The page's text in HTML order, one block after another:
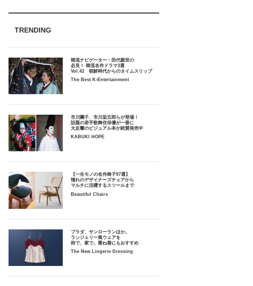
TRENDING
韓流ナビゲーター・田代親世の
必見！ 韓流名作ドラマ3選
Vol.42 朝鮮時代からのタイムスリップ
The Best K-Entertainment
市川團子、市川染五郎らが登場！
話題の若手歌舞伎俳優が一冊に
大反響のビジュアル本が絶賛発売中
KABUKI HOPE
【一生モノの名作椅子97選】
憧れのデザイナーズチェアから
マルチに活躍するスツールまで
Beautiful Chairs
プラダ、サンローランほか。
ランジェリー風ウェアを
街で、家で。重ね着にもおすすめ
The New Lingerie Dressing